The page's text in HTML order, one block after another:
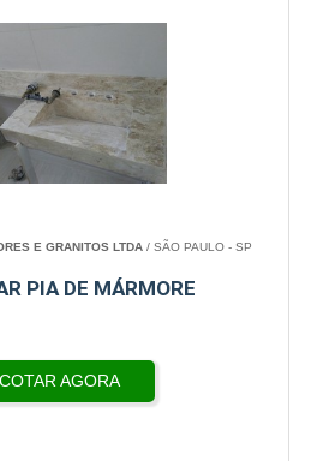
E GRANITOS LTDA / SÃO PAULO - SP
PIA DE MÁRMORE
COTAR AGORA